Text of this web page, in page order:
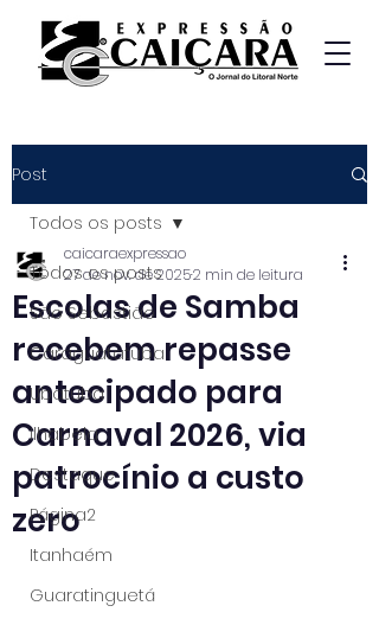
Post
Todos os posts
São Sebastião
Caraguatatuba
Ubatuba
Ilhabela
Destaque
Página2
Itanhaém
Guaratinguetá
Todos os posts
Escolas de Samba
recebem repasse
antecipado para
Carnaval 2026, via
patrocínio a custo
zero
caicaraexpressao
27 de nov. de 20252 min de leitura